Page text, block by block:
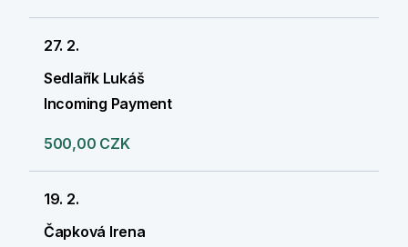
27. 2.
Sedlařík Lukáš
Incoming Payment
500,00 CZK
19. 2.
Čapková Irena